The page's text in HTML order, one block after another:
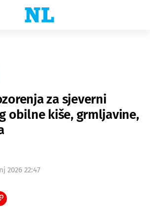
za sjeverni
obilne kiše, grmljavine,
2026 22:47